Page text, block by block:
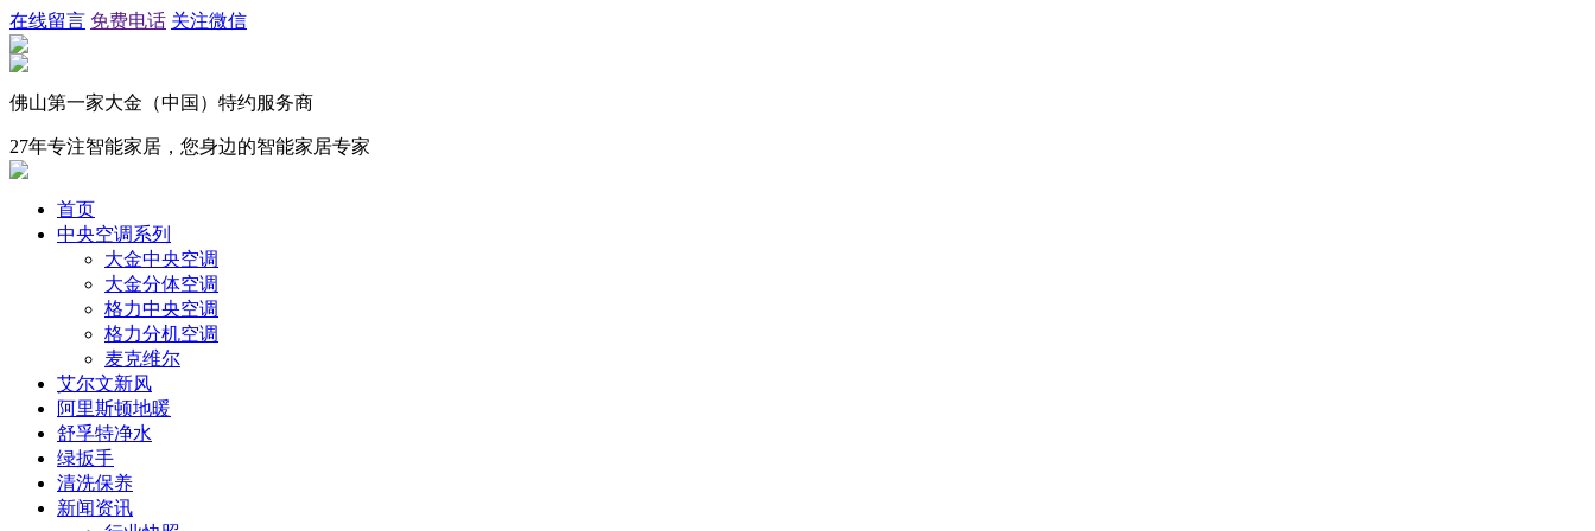
在线留言 免费电话 关注微信
佛山第一家大金（中国）特约服务商
27年专注智能家居，您身边的智能家居专家
首页
中央空调系列
大金中央空调
大金分体空调
格力中央空调
格力分机空调
麦克维尔
艾尔文新风
阿里斯顿地暖
舒孚特净水
绿扳手
清洗保养
新闻资讯